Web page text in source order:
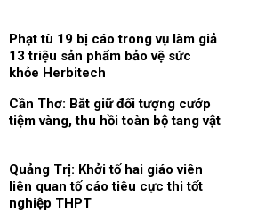
Phạt tù 19 bị cáo trong vụ làm giả
13 triệu sản phẩm bảo vệ sức
khỏe Herbitech
Cần Thơ: Bắt giữ đối tượng cướp
tiệm vàng, thu hồi toàn bộ tang vật
Quảng Trị: Khởi tố hai giáo viên
liên quan tố cáo tiêu cực thi tốt
nghiệp THPT